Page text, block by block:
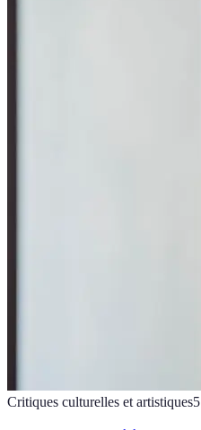
Critiques culturelles et artistiques5